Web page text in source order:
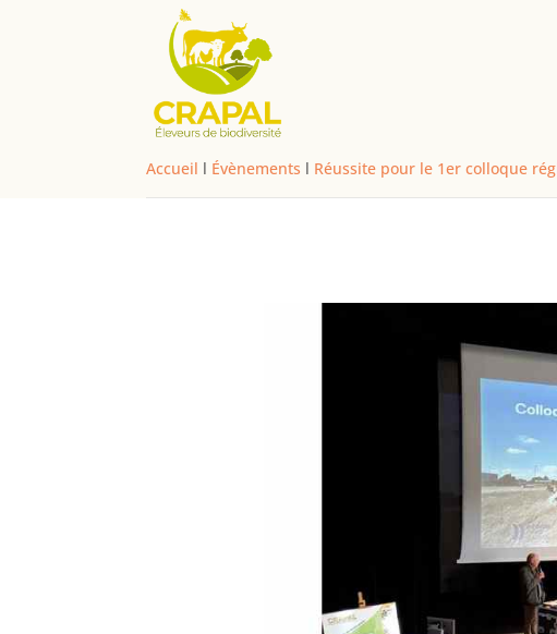
Accueil l Évènements l Réussite pour le 1er colloque